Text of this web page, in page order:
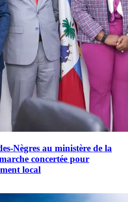
Nègres au ministère de la
concertée pour
local